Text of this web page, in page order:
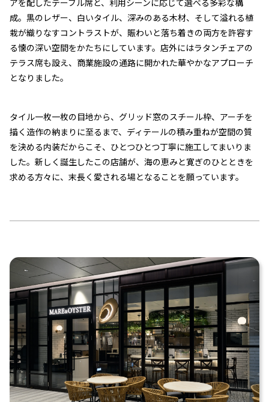
アを配したテーブル席と、利用シーンに応じて選べる多彩な構
成。黒のレザー、白いタイル、深みのある木材、そして溢れる植
栽が織りなすコントラストが、賑わいと落ち着きの両方を許容す
る懐の深い空間をかたちにしています。店外にはラタンチェアの
テラス席も設え、商業施設の通路に開かれた華やかなアプローチ
となりました。
タイル一枚一枚の目地から、グリッド窓のスチール枠、アーチを
描く造作の納まりに至るまで、ディテールの積み重ねが空間の質
を決める内装だからこそ、ひとつひとつ丁寧に施工してまいりま
した。新しく誕生したこの店舗が、海の恵みと寛ぎのひとときを
求める方々に、末長く愛される場となることを願っています。